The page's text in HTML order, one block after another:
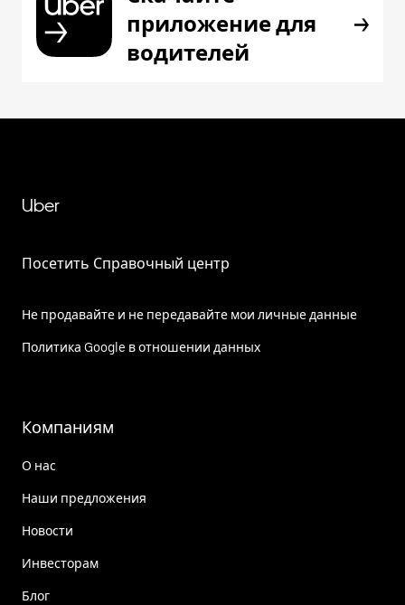
приложение для
водителей
Uber
Посетить Справочный центр
Не продавайте и не передавайте мои личные данные
Политика Google в отношении данных
Компаниям
О нас
Наши предложения
Новости
Инвесторам
Блог